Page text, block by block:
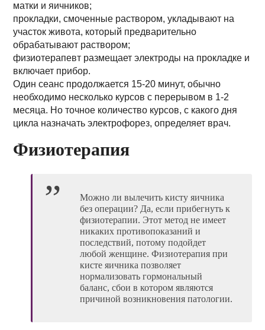
матки и яичников;
прокладки, смоченные раствором, укладывают на
участок живота, который предварительно
обрабатывают раствором;
физиотерапевт размещает электроды на прокладке и
включает прибор.
Один сеанс продолжается 15-20 минут, обычно
необходимо несколько курсов с перерывом в 1-2
месяца. Но точное количество курсов, с какого дня
цикла назначать электрофорез, определяет врач.
Физиотерапия
Можно ли вылечить кисту яичника
без операции? Да, если прибегнуть к
физиотерапии. Этот метод не имеет
никаких противопоказаний и
последствий, потому подойдет
любой женщине. Физиотерапия при
кисте яичника позволяет
нормализовать гормональный
баланс, сбои в котором являются
причиной возникновения патологии.